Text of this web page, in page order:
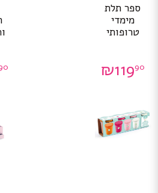
ספר תלת
מימדי
טרופותי
₪11990